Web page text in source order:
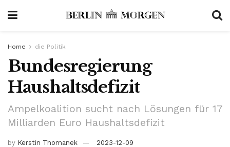
Home die Politik
Bundesregierung
Haushaltsdefizit
Ampelkoalition sucht nach Lösungen für 17
Milliarden Euro Haushaltsdefizit
by Kerstin Thomanek 2023-12-09